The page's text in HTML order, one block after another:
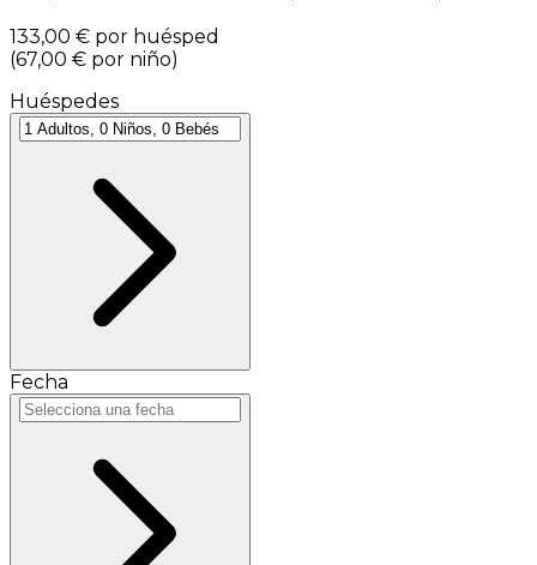
133,00 € por huésped
(67,00 € por niño)
Huéspedes
Fecha